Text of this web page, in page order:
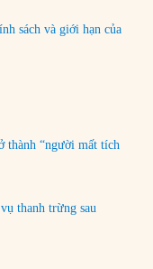
sách và giới hạn của
thành “người mất tích
thanh trừng sau